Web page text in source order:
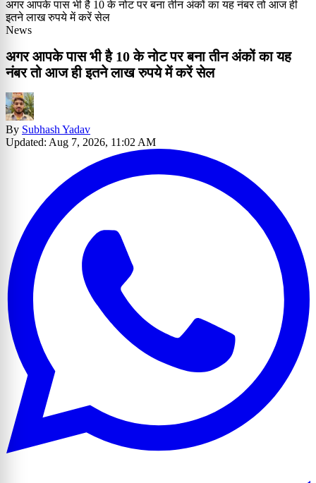
अगर आपके पास भी है 10 के नोट पर बना तीन अंकों का यह नंबर तो आज ही
इतने लाख रुपये में करें सेल
News
अगर आपके पास भी है 10 के नोट पर बना तीन अंकों का यह
नंबर तो आज ही इतने लाख रुपये में करें सेल
By Subhash Yadav
Updated: Aug 7, 2026, 11:02 AM